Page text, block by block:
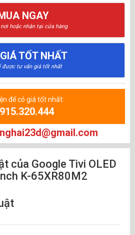
NGAY
hoặc nhận tại cửa hàng
TỐT NHẤT
được tư vấn giá tốt nhất
để có giá tốt nhất:
của Google Tivi OLED
K-65XR80M2